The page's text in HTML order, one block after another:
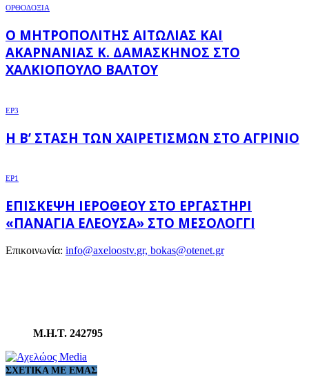
ΟΡΘΟΔΟΞΙΑ
Ο ΜΗΤΡΟΠΟΛΊΤΗΣ ΑΙΤΩΛΊΑΣ ΚΑΙ
ΑΚΑΡΝΑΝΊΑΣ Κ. ΔΑΜΑΣΚΗΝΌΣ ΣΤΟ
ΧΑΛΚΙΌΠΟΥΛΟ ΒΆΛΤΟΥ
EP3
Η Β’ ΣΤΆΣΗ ΤΩΝ ΧΑΙΡΕΤΙΣΜΏΝ ΣΤΟ ΑΓΡΊΝΙΟ
EP1
ΕΠΊΣΚΕΨΗ ΙΕΡΌΘΕΟΥ ΣΤΟ ΕΡΓΑΣΤΉΡΙ
«ΠΑΝΑΓΊΑ ΕΛΕΟΎΣΑ» ΣΤΟ ΜΕΣΟΛΌΓΓΙ
Επικοινωνία: info@axeloostv.gr, bokas@otenet.gr
Μ.Η.Τ. 242795
ΣΧΕΤΙΚΆ ΜΕ ΕΜΆΣ